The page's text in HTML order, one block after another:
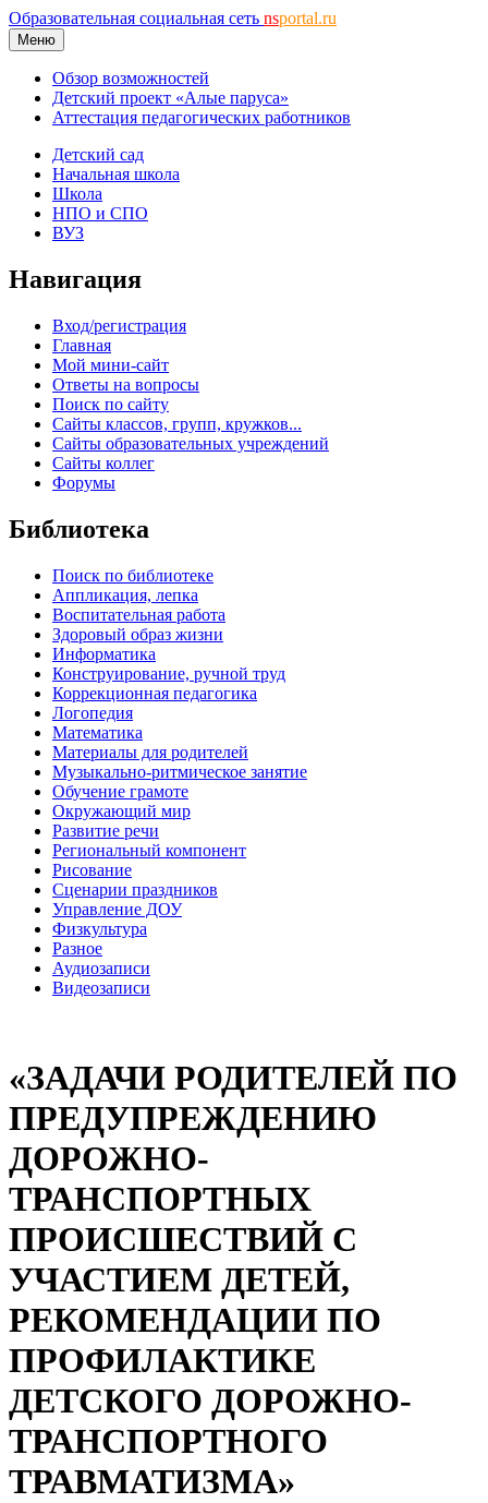
Образовательная социальная сеть nsportal.ru
Меню
Обзор возможностей
Детский проект «Алые паруса»
Аттестация педагогических работников
Детский сад
Начальная школа
Школа
НПО и СПО
ВУЗ
Навигация
Вход/регистрация
Главная
Мой мини-сайт
Ответы на вопросы
Поиск по сайту
Сайты классов, групп, кружков...
Сайты образовательных учреждений
Сайты коллег
Форумы
Библиотека
Поиск по библиотеке
Аппликация, лепка
Воспитательная работа
Здоровый образ жизни
Информатика
Конструирование, ручной труд
Коррекционная педагогика
Логопедия
Математика
Материалы для родителей
Музыкально-ритмическое занятие
Обучение грамоте
Окружающий мир
Развитие речи
Региональный компонент
Рисование
Сценарии праздников
Управление ДОУ
Физкультура
Разное
Аудиозаписи
Видеозаписи
«ЗАДАЧИ РОДИТЕЛЕЙ ПО
ПРЕДУПРЕЖДЕНИЮ
ДОРОЖНО-
ТРАНСПОРТНЫХ
ПРОИСШЕСТВИЙ С
УЧАСТИЕМ ДЕТЕЙ,
РЕКОМЕНДАЦИИ ПО
ПРОФИЛАКТИКЕ
ДЕТСКОГО ДОРОЖНО-
ТРАНСПОРТНОГО
ТРАВМАТИЗМА»